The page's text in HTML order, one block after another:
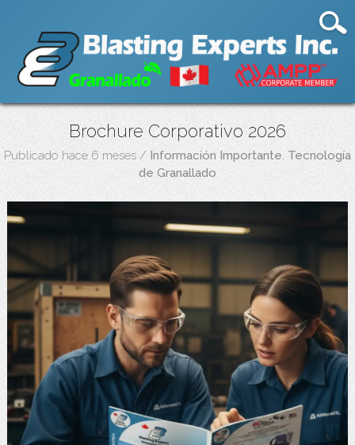
Brochure Corporativo 2026
Publicado hace 6 meses / Información Importante, Tecnología
de Granallado